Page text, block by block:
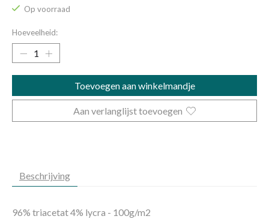
Op voorraad
Hoeveelheid:
Toevoegen aan winkelmandje
Aan verlanglijst toevoegen
Beschrijving
96% triacetat 4% lycra - 100g/m2